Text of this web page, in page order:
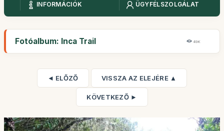
INFORMÁCIÓK
ÜGYFÉLSZOLGÁLAT
Fotóalbum: Inca Trail 49K
◄ ELŐZŐ VISSZA AZ ELEJÉRE ▲
KÖVETKEZŐ ►